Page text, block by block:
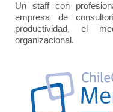
Un staff con
empresa de
productividad, el
organizacional.